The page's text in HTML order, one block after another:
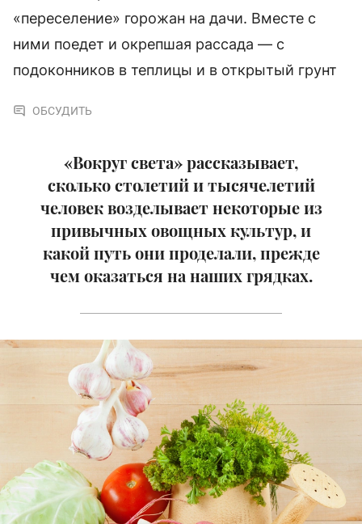
«переселение» горожан на дачи. Вместе с
ними поедет и окрепшая рассада — с
подоконников в теплицы и в открытый грунт
ОБСУДИТЬ
«Вокруг света» рассказывает,
сколько столетий и тысячелетий
человек возделывает некоторые из
привычных овощных культур, и
какой путь они проделали, прежде
чем оказаться на наших грядках.